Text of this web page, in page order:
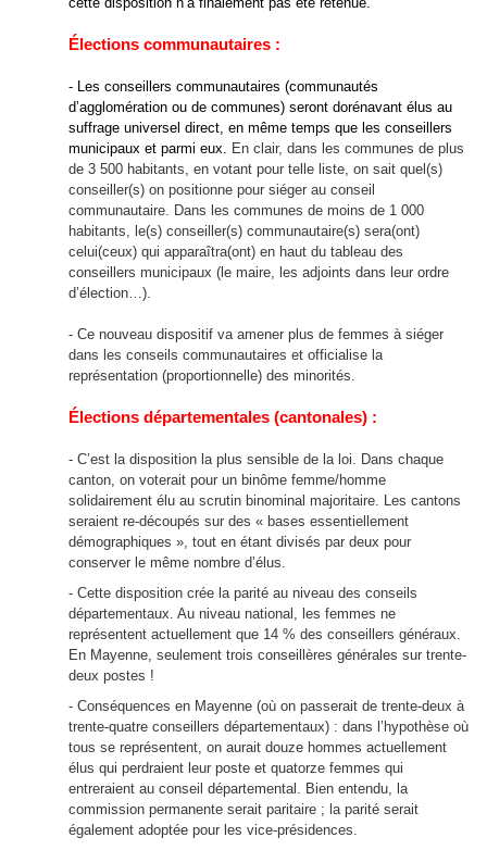
Élections communautaires :
- Les conseillers communautaires (communautés
d’agglomération ou de communes) seront dorénavant élus au
suffrage universel direct, en même temps que les conseillers
municipaux et parmi eux. En clair, dans les communes de plus
de 3 500 habitants, en votant pour telle liste, on sait quel(s)
conseiller(s) on positionne pour siéger au conseil
communautaire. Dans les communes de moins de 1 000
habitants, le(s) conseiller(s) communautaire(s) sera(ont)
celui(ceux) qui apparaîtra(ont) en haut du tableau des
conseillers municipaux (le maire, les adjoints dans leur ordre
d’élection…).
- Ce nouveau dispositif va amener plus de femmes à siéger
dans les conseils communautaires et officialise la
représentation (proportionnelle) des minorités.
Élections départementales (cantonales) :
- C’est la disposition la plus sensible de la loi. Dans chaque
canton, on voterait pour un binôme femme/homme
solidairement élu au scrutin binominal majoritaire. Les cantons
seraient re-découpés sur des « bases essentiellement
démographiques », tout en étant divisés par deux pour
conserver le même nombre d’élus.
- Cette disposition crée la parité au niveau des conseils
départementaux. Au niveau national, les femmes ne
représentent actuellement que 14 % des conseillers généraux.
En Mayenne, seulement trois conseillères générales sur trente-
deux postes !
- Conséquences en Mayenne (où on passerait de trente-deux à
trente-quatre conseillers départementaux) : dans l’hypothèse où
tous se représentent, on aurait douze hommes actuellement
élus qui perdraient leur poste et quatorze femmes qui
entreraient au conseil départemental. Bien entendu, la
commission permanente serait paritaire ; la parité serait
également adoptée pour les vice-présidences.